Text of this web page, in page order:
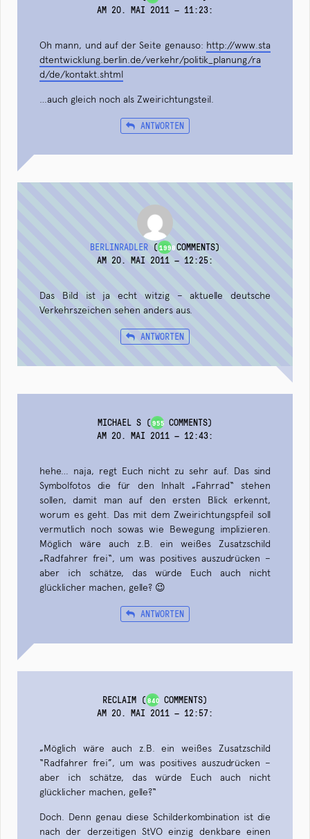
AM 20. MAI 2011 — 11:23:
Oh mann, und auf der Seite genauso: http://www.sta
dtentwicklung.berlin.de/verkehr/politik_planung/ra
d/de/kontakt.shtml
…auch gleich noch als Zweirichtungsteil.
ANTWORTEN
BERLINRADLER (1998COMMENTS)
AM 20. MAI 2011 — 12:25:
Das Bild ist ja echt witzig – aktuelle deutsche
Verkehrszeichen sehen anders aus.
ANTWORTEN
MICHAEL S (955 COMMENTS)
AM 20. MAI 2011 — 12:43:
hehe… naja, regt Euch nicht zu sehr auf. Das sind
Symbolfotos die für den Inhalt „Fahrrad“ stehen
sollen, damit man auf den ersten Blick erkennt,
worum es geht. Das mit dem Zweirichtungspfeil soll
vermutlich noch sowas wie Bewegung implizieren.
Möglich wäre auch z.B. ein weißes Zusatzschild
„Radfahrer frei“, um was positives auszudrücken –
aber ich schätze, das würde Euch auch nicht
glücklicher machen, gelle? 😉
ANTWORTEN
RECLAIM (840 COMMENTS)
AM 20. MAI 2011 — 12:57:
„Möglich wäre auch z.B. ein weißes Zusatzschild
“Radfahrer frei”, um was positives auszudrücken –
aber ich schätze, das würde Euch auch nicht
glücklicher machen, gelle?“
Doch. Denn genau diese Schilderkombination ist die
nach der derzeitigen StVO einzig denkbare einen